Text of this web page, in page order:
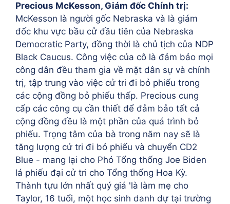
Precious McKesson, Giám đốc Chính trị:
McKesson là người gốc Nebraska và là giám
đốc khu vực bầu cử đầu tiên của Nebraska
Democratic Party, đồng thời là chủ tịch của NDP
Black Caucus. Công việc của cô là đảm bảo mọi
công dân đều tham gia về mặt dân sự và chính
trị, tập trung vào việc cử tri đi bỏ phiếu trong
các cộng đồng bỏ phiếu thấp. Precious cung
cấp các công cụ cần thiết để đảm bảo tất cả
cộng đồng đều là một phần của quá trình bỏ
phiếu. Trọng tâm của bà trong năm nay sẽ là
tăng lượng cử tri đi bỏ phiếu và chuyển CD2
Blue - mang lại cho Phó Tổng thống Joe Biden
lá phiếu đại cử tri cho Tổng thống Hoa Kỳ.
Thành tựu lớn nhất quý giá 'là làm mẹ cho
Taylor, 16 tuổi, một học sinh danh dự tại trường